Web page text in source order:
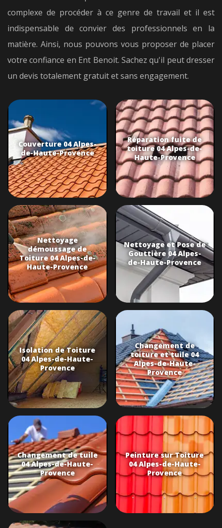
complexe de procéder à ce genre de travail et il est
indispensable de convier des professionnels en la
matière. Ainsi, nous pouvons vous proposer de placer
votre confiance en Ent Benoit. Sachez qu'il peut dresser
un devis totalement gratuit et sans engagement.
Couverture 04 Alpes-
de-Haute-Provence
Réparation fuite de
toiture 04 Alpes-de-
Haute-Provence
Nettoyage
démoussage de
Toiture 04 Alpes-de-
Haute-Provence
Nettoyage et Pose de
Gouttière 04 Alpes-
de-Haute-Provence
Isolation de Toiture
04 Alpes-de-Haute-
Provence
Changement de
toiture et tuile 04
Alpes-de-Haute-
Provence
Changement de tuile
04 Alpes-de-Haute-
Provence
Peinture sur Toiture
04 Alpes-de-Haute-
Provence